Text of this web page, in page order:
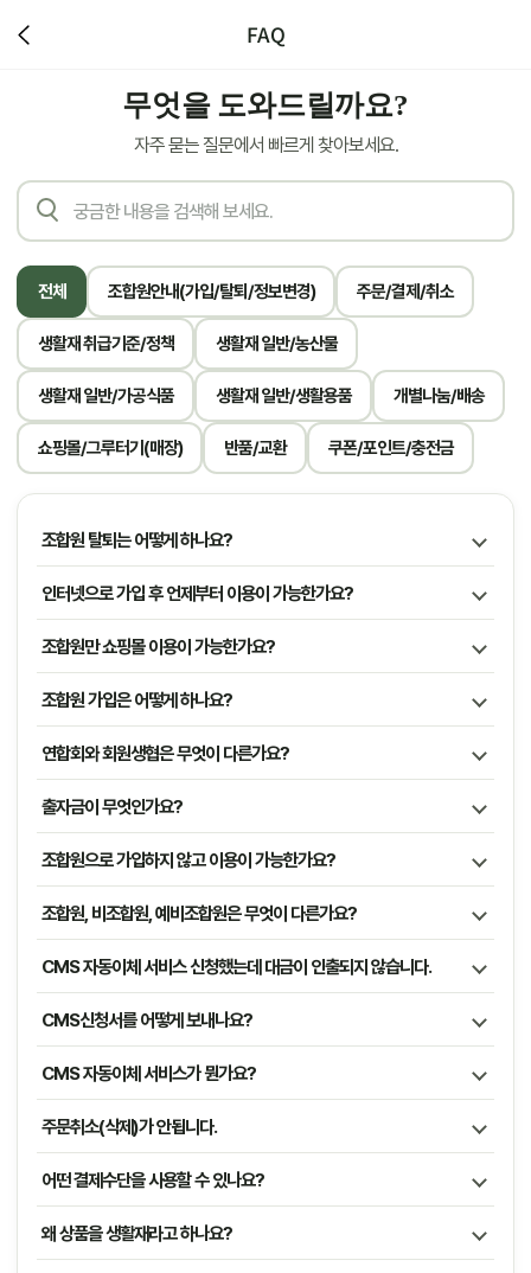
FAQ
무엇을 도와드릴까요?
자주 묻는 질문에서 빠르게 찾아보세요.
전체 조합원안내(가입/탈퇴/정보변경) 주문/결제/취소
생활재 취급기준/정책 생활재 일반/농산물
생활재 일반/가공식품 생활재 일반/생활용품 개별나눔/배송
쇼핑몰/그루터기(매장) 반품/교환 쿠폰/포인트/충전금
조합원 탈퇴는 어떻게 하나요?
인터넷으로 가입 후 언제부터 이용이 가능한가요?
조합원만 쇼핑몰 이용이 가능한가요?
조합원 가입은 어떻게 하나요?
연합회와 회원생협은 무엇이 다른가요?
출자금이 무엇인가요?
조합원으로 가입하지 않고 이용이 가능한가요?
조합원, 비조합원, 예비조합원은 무엇이 다른가요?
CMS 자동이체 서비스 신청했는데 대금이 인출되지 않습니다.
CMS신청서를 어떻게 보내나요?
CMS 자동이체 서비스가 뭔가요?
주문취소(삭제)가 안됩니다.
어떤 결제수단을 사용할 수 있나요?
왜 상품을 생활재라고 하나요?